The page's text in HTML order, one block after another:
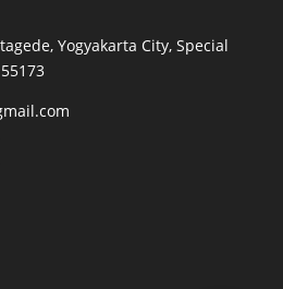
Yogyakarta City, Special